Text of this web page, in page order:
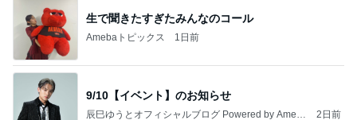
生で聞きたすぎたみんなのコール
Amebaトピックス 1日前
9/10【イベント】のお知らせ
辰巳ゆうとオフィシャルブログ Powered by Ameb
2日前